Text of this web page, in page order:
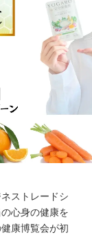
ストレードシ
心身の健康を
康博覧会が初